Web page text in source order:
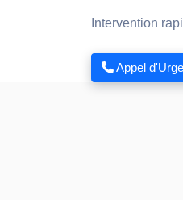
Intervention
Appel